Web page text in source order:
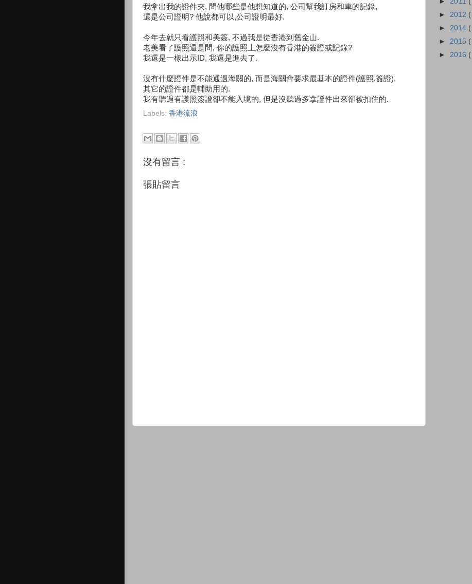
我拿出我的證件夾, 問他哪些是他想知道的, 公司幫我訂房和車的記錄,
還是公司證明? 他說都可以,公司證明最好.
今年去就只看護照和美簽, 不過我是從香港到舊金山.
老美看了護照還是問, 你的護照上怎麼沒有香港的簽證或記錄?
我還是一樣出示ID, 我還是進去了.
沒有什麼證件是不能通過海關的, 而是海關會要求最基本的證件(護照,簽證),
其它的證件都是輔助用的.
我有聽過有護照簽證卻不能入境的, 但是沒聽過多拿證件出來卻被扣住的.
Labels: 香港流浪
沒有留言 :
張貼留言
► 2012
► 2014
► 2015
► 2016